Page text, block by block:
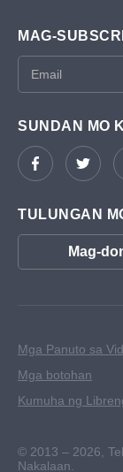
MAG-
SUNDAN MO
TULUNGAN
Mag-
Mga Panuto sa
Mga botohan
Kumuha ng
© 2013 – 2026,
Nakalaan.